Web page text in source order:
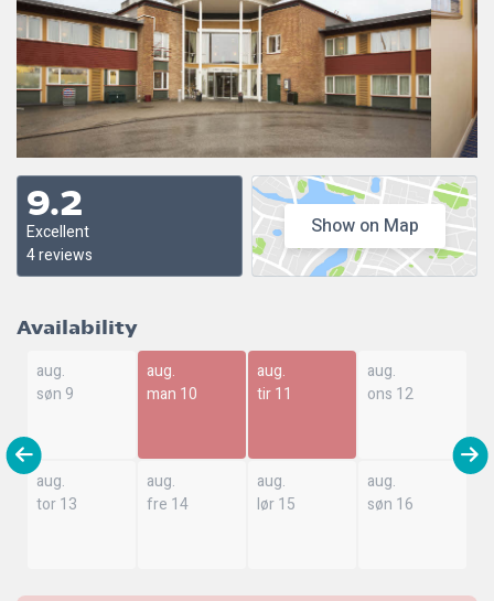
9.2
Excellent
4 reviews
Show on Map
Availability
aug.
søn 9
aug.
man 10
aug.
tir 11
aug.
ons 12
aug.
tor 13
aug.
fre 14
aug.
lør 15
aug.
søn 16